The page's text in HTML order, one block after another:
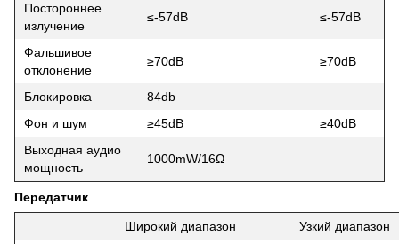
Постороннее
излучение
≤-57dB ≤-57dB
Фальшивое
отклонение
≥70dB ≥70dB
Блокировка
84db
Фон и шум
≥45dB
≥40dB
Выходная аудио
мощность
1000mW/16Ω
Передатчик
Широкий диапазон
Узкий диапазон